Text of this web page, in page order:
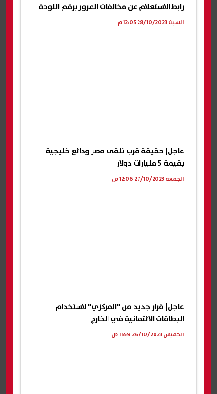
رابط الاستعلام عن مخالفات المرور برقم اللوحة
السبت 28/10/2023 12:05 م
عاجل| حقيقة قرب تلقى مصر ودائع خليجية
بقيمة 5 مليارات دولار
الجمعة 27/10/2023 12:06 ص
عاجل| قرار جديد من "المركزي" لاستخدام
البطاقات الائتمانية في الخارج
الخميس 26/10/2023 11:59 ص